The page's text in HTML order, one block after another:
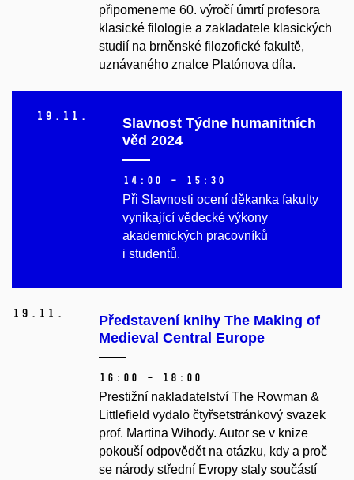
připomeneme 60. výročí úmrtí profesora
klasické filologie a zakladatele klasických
studií na brněnské filozofické fakultě,
uznávaného znalce Platónova díla.
19. 11.
Slavnost Týdne humanitních
věd 2024
14:00 – 15:30
Při Slavnosti ocení děkanka fakulty
vynikající vědecké výkony
akademických pracovníků
i studentů.
19. 11.
Představení knihy The Making of
Medieval Central Europe
16:00 – 18:00
Prestižní nakladatelství The Rowman &
Littlefield vydalo čtyřsetstránkový svazek
prof. Martina Wihody. Autor se v knize
pokouší odpovědět na otázku, kdy a proč
se národy střední Evropy staly součástí